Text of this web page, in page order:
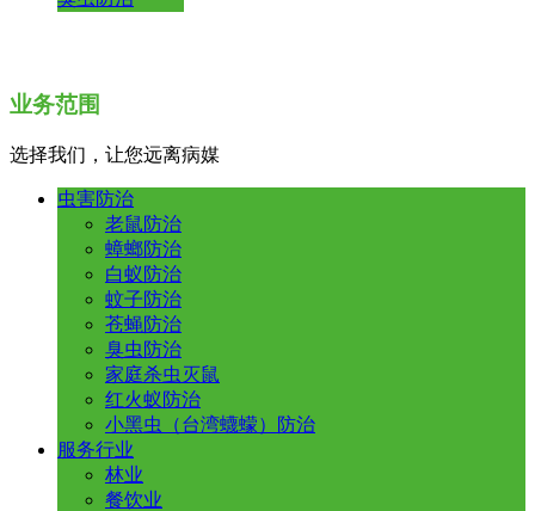
业务范围
选择我们，让您远离病媒
虫害防治
老鼠防治
蟑螂防治
白蚁防治
蚊子防治
苍蝇防治
臭虫防治
家庭杀虫灭鼠
红火蚁防治
小黑虫（台湾蠛蠓）防治
服务行业
林业
餐饮业